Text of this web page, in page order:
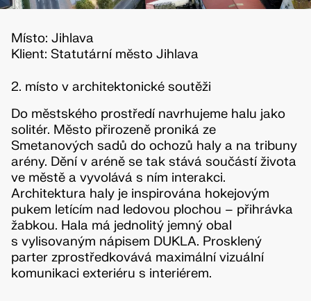
Místo: Jihlava
Klient: Statutární město Jihlava
2. místo v architektonické soutěži
Do městského prostředí navrhujeme halu jako
solitér. Město přirozeně proniká ze
Smetanových sadů do ochozů haly a na tribuny
arény. Dění v aréně se tak stává součástí života
ve městě a vyvolává s ním interakci.
Architektura haly je inspirována hokejovým
pukem letícím nad ledovou plochou – přihrávka
žabkou. Hala má jednolitý jemný obal
s vylisovaným nápisem DUKLA. Prosklený
parter zprostředkovává maximální vizuální
komunikaci exteriéru s interiérem.